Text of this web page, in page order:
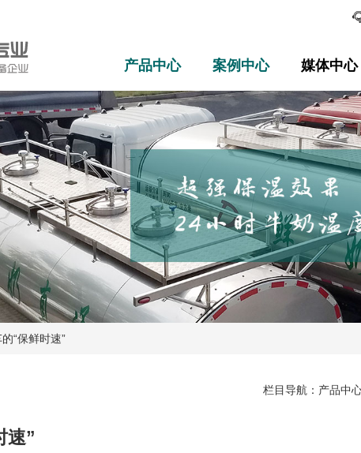
产品中心 案例中心 媒体中心
“保鲜时速”
栏目导航： 产品中
速”